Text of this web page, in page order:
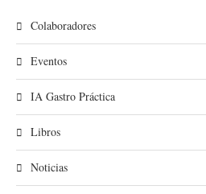
Colaboradores
Eventos
IA Gastro Práctica
Libros
Noticias